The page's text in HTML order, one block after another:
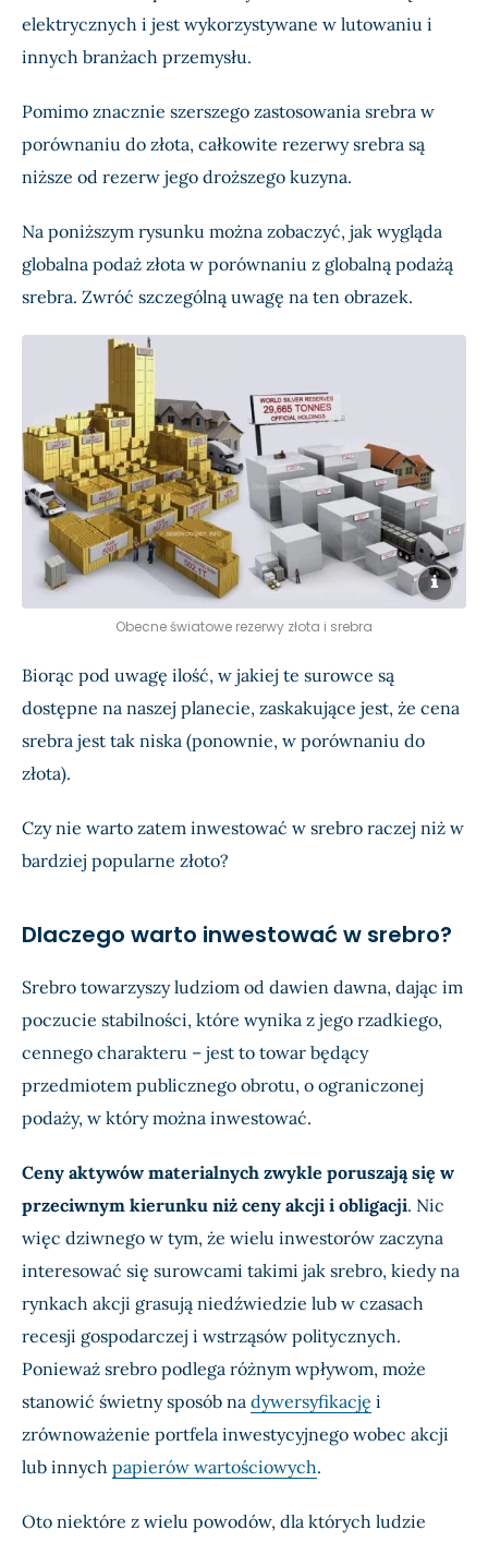
elektrycznych i jest wykorzystywane w lutowaniu i
innych branżach przemysłu.
Pomimo znacznie szerszego zastosowania srebra w
porównaniu do złota, całkowite rezerwy srebra są
niższe od rezerw jego droższego kuzyna.
Na poniższym rysunku można zobaczyć, jak wygląda
globalna podaż złota w porównaniu z globalną podażą
srebra. Zwróć szczególną uwagę na ten obrazek.
Obecne światowe rezerwy złota i srebra
Biorąc pod uwagę ilość, w jakiej te surowce są
dostępne na naszej planecie, zaskakujące jest, że cena
srebra jest tak niska (ponownie, w porównaniu do
złota).
Czy nie warto zatem inwestować w srebro raczej niż w
bardziej popularne złoto?
Dlaczego warto inwestować w srebro?
Srebro towarzyszy ludziom od dawien dawna, dając im
poczucie stabilności, które wynika z jego rzadkiego,
cennego charakteru – jest to towar będący
przedmiotem publicznego obrotu, o ograniczonej
podaży, w który można inwestować.
Ceny aktywów materialnych zwykle poruszają się w
przeciwnym kierunku niż ceny akcji i obligacji. Nic
więc dziwnego w tym, że wielu inwestorów zaczyna
interesować się surowcami takimi jak srebro, kiedy na
rynkach akcji grasują niedźwiedzie lub w czasach
recesji gospodarczej i wstrząsów politycznych.
Ponieważ srebro podlega różnym wpływom, może
stanowić świetny sposób na dywersyfikację i
zrównoważenie portfela inwestycyjnego wobec akcji
lub innych papierów wartościowych.
Oto niektóre z wielu powodów, dla których ludzie